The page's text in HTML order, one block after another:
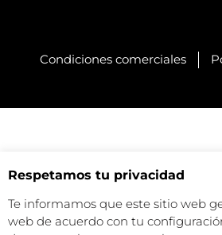
Condiciones comerciales
Respetamos tu privacidad
Te informamos que este sitio web
web de acuerdo con tu